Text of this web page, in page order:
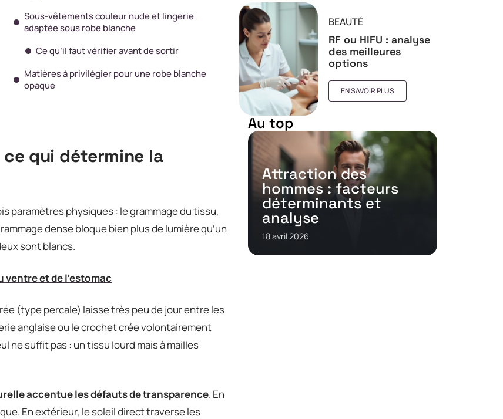
Sous-vêtements couleur nude et lingerie
adaptée sous robe blanche
Ce qu’il faut vérifier avant de sortir
Matières à privilégier pour une robe blanche
opaque
qui détermine la
paramètres physiques : le grammage du tissu,
dense bloque bien plus de lumière qu’un
sont blancs.
ventre et de l'estomac
(type percale) laisse très peu de jour entre les
anglaise ou le crochet crée volontairement
ne suffit pas : un tissu lourd mais à mailles
accentue les défauts de transparence. En
En extérieur, le soleil direct traverse les
BEAUTÉ
RF ou HIFU : analyse
des meilleures
options
EN SAVOIR PLUS
Au top
Attraction des
hommes : facteurs
déterminants et
analyse
18 avril 2026